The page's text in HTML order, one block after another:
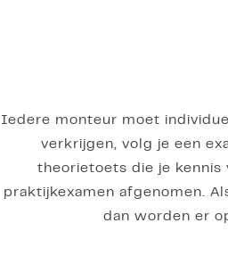
Iedere monteur moet
verkrijgen, volg je een
theorietoets die je
praktijkexamen afgenomen.
dan worden er